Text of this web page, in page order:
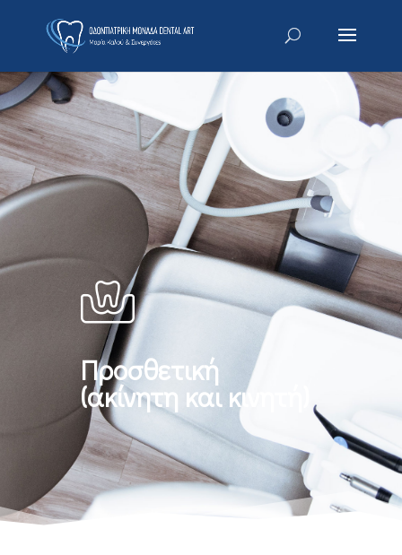
Προσθετική
(ακίνητη και κινητή)